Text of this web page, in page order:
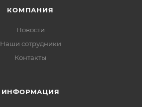
КОМПАНИЯ
Новости
Наши сотрудники
Контакты
ИНФОРМАЦИЯ